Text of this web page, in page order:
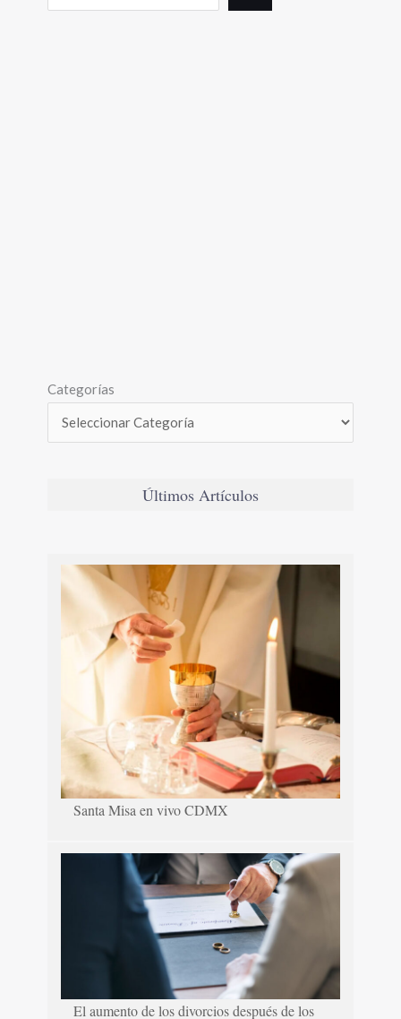
Categorías
Últimos Artículos
Santa Misa en vivo CDMX
El aumento de los divorcios después de los